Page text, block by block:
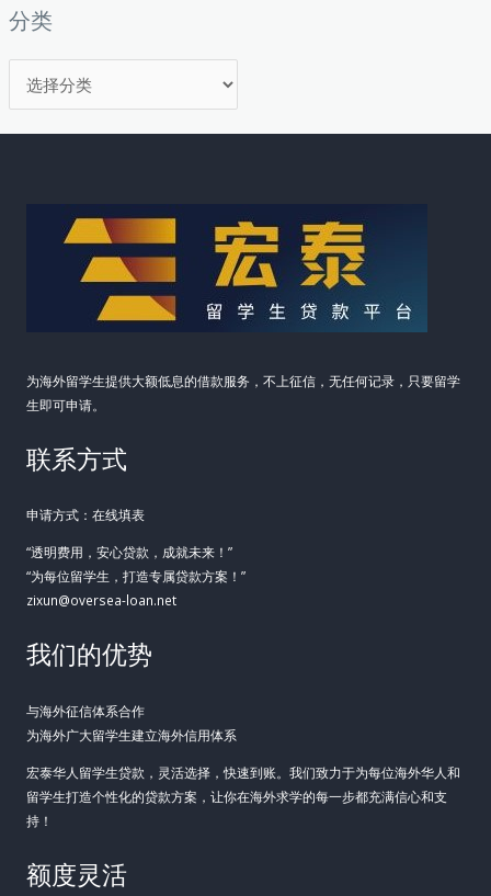
分类
类
融
局
之
为海外留学生提供大额低息的借款服务，不上征信，无任何记录，只要留学
生即可申请。
联系方式
申请方式：在线填表
“透明费用，安心贷款，成就未来！”
“为每位留学生，打造专属贷款方案！”
zixun@oversea-loan.net
我们的优势
与海外征信体系合作
为海外广大留学生建立海外信用体系
宏泰华人留学生贷款，灵活选择，快速到账。我们致力于为每位海外华人和
留学生打造个性化的贷款方案，让你在海外求学的每一步都充满信心和支
持！
额度灵活